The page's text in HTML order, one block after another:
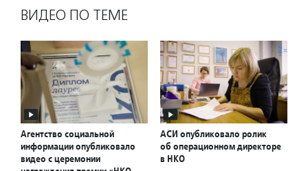
ВИДЕО ПО ТЕМЕ
Агентство социальной
информации опубликовало
видео с церемонии
АСИ опубликовало ролик
об операционном директоре
в НКО